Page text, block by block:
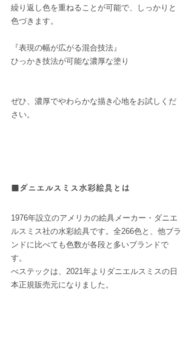
繰り返し色を重ねることが可能で、しっかりと
色づきます。
『表現の幅が広がる混合技法』
ひっかき技法が可能な濃厚な塗り
ぜひ、濃厚でやわらかな描き心地をお試しくだ
さい。
■ダニエルスミス水彩絵具とは
1976年設立のアメリカの絵具メーカー・ダニエ
ルスミス社の水彩絵具です。全266色と、他ブラ
ンドに比べても色数が各段と多いブランドで
す。
べステックは、2021年よりダニエルスミスの日
本正規販売元になりました。